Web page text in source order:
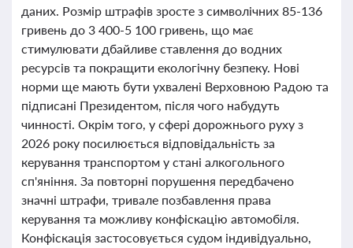
даних. Розмір штрафів зросте з символічних 85-136
гривень до 3 400-5 100 гривень, що має
стимулювати дбайливе ставлення до водних
ресурсів та покращити екологічну безпеку. Нові
норми ще мають бути ухвалені Верховною Радою та
підписані Президентом, після чого набудуть
чинності. Окрім того, у сфері дорожнього руху з
2026 року посилюється відповідальність за
керування транспортом у стані алкогольного
сп'яніння. За повторні порушення передбачено
значні штрафи, тривале позбавлення права
керування та можливу конфіскацію автомобіля.
Конфіскація застосовується судом індивідуально,